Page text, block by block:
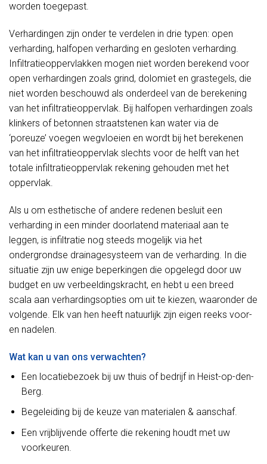
worden toegepast.
Verhardingen zijn onder te verdelen in drie typen: open
verharding, halfopen verharding en gesloten verharding.
Infiltratieoppervlakken mogen niet worden berekend voor
open verhardingen zoals grind, dolomiet en grastegels, die
niet worden beschouwd als onderdeel van de berekening
van het infiltratieoppervlak. Bij halfopen verhardingen zoals
klinkers of betonnen straatstenen kan water via de
‘poreuze’ voegen wegvloeien en wordt bij het berekenen
van het infiltratieoppervlak slechts voor de helft van het
totale infiltratieoppervlak rekening gehouden met het
oppervlak.
Als u om esthetische of andere redenen besluit een
verharding in een minder doorlatend materiaal aan te
leggen, is infiltratie nog steeds mogelijk via het
ondergrondse drainagesysteem van de verharding. In die
situatie zijn uw enige beperkingen die opgelegd door uw
budget en uw verbeeldingskracht, en hebt u een breed
scala aan verhardingsopties om uit te kiezen, waaronder de
volgende. Elk van hen heeft natuurlijk zijn eigen reeks voor-
en nadelen.
Wat kan u van ons verwachten?
Een locatiebezoek bij uw thuis of bedrijf in Heist-op-den-
Berg.
Begeleiding bij de keuze van materialen & aanschaf.
Een vrijblijvende offerte die rekening houdt met uw
voorkeuren.